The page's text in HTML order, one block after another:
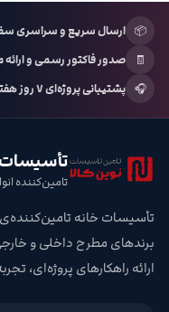
📦 ارسال سریع و سراسری
🧾
صدور فاکتور رسمی و
🎧 پشتیبانی پروژه‌ای ۷ روز هفته
تأسیسات
تامین‌کننده
تأسیسات خانه تامین‌کننده‌ی
برندهای مطرح داخلی و
ارائه راهکارهای پروژه‌ای،